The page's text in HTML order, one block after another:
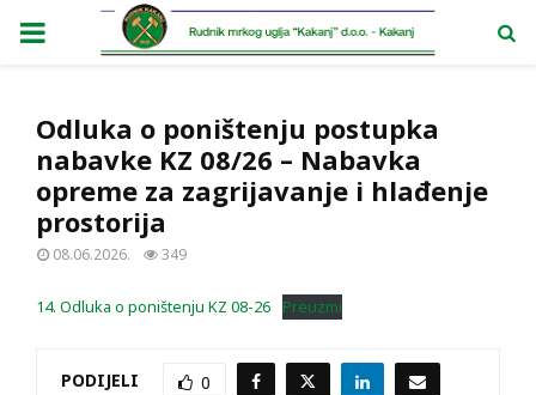
PRIMARY
Odluka o poništenju postupka
nabavke KZ 08/26 – Nabavka
opreme za zagrijavanje i hlađenje
prostorija
08.06.2026. 349
14. Odluka o poništenju KZ 08-26 Preuzmi
PODIJELI 0